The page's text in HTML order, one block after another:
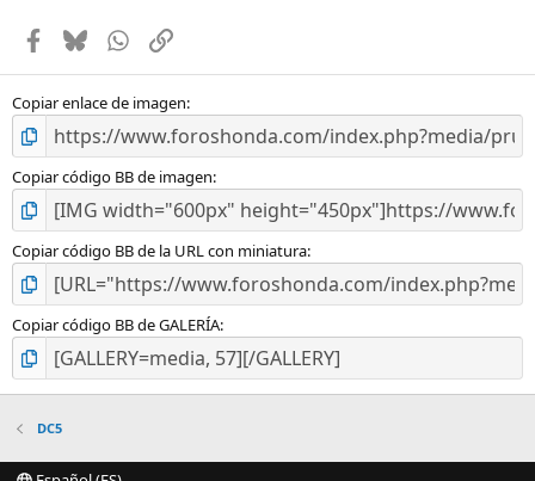
l
(
)
Facebook
BlueskyWhatsApp
Enlace
Copiar enlace de imagen
Copiar código BB de imagen
Copiar código BB de la URL con miniatura
Copiar código BB de GALERÍA
DC5